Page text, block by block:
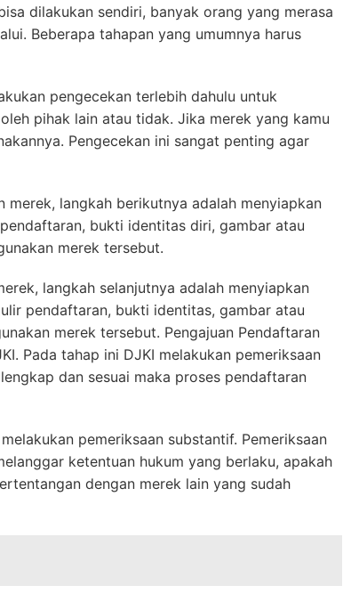
dilakukan sendiri, banyak orang yang merasa
Beberapa tahapan yang umumnya harus
pengecekan terlebih dahulu untuk
pihak lain atau tidak. Jika merek yang kamu
Pengecekan ini sangat penting agar
merek, langkah berikutnya adalah menyiapkan
bukti identitas diri, gambar atau
merek tersebut.
langkah selanjutnya adalah menyiapkan
pendaftaran, bukti identitas, gambar atau
merek tersebut. Pengajuan Pendaftaran
Pada tahap ini DJKI melakukan pemeriksaan
dan sesuai maka proses pendaftaran
pemeriksaan substantif. Pemeriksaan
ketentuan hukum yang berlaku, apakah
dengan merek lain yang sudah